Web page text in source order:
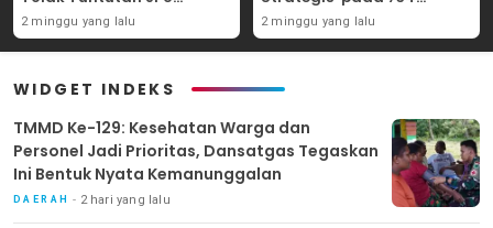
Tanjung Perak karena
Gagal Hadirkan Hartono
2 minggu yang lalu
Perwira Baru, Tekankan
Netralitas dan Integritas
2 minggu yang lalu
WIDGET INDEKS
TMMD Ke-129: Kesehatan Warga dan
Personel Jadi Prioritas, Dansatgas Tegaskan
Ini Bentuk Nyata Kemanunggalan
DAERAH 2 hari yang lalu